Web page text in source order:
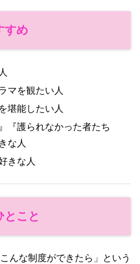
すめ
マを観たい人
堪能したい人
『護られなかった者たち
な人
きな人
とこと
んな制度ができたら」という